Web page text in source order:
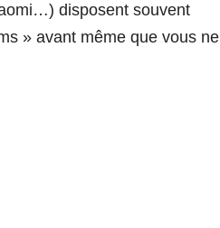
disposent souvent
» avant même que vous ne